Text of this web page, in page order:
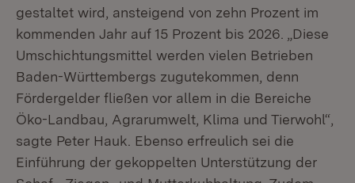
gestaltet wird, ansteigend von zehn Prozent im
kommenden Jahr auf 15 Prozent bis 2026. „Diese
Umschichtungsmittel werden vielen Betrieben
Baden-Württembergs zugutekommen, denn
Fördergelder fließen vor allem in die Bereiche
Öko-Landbau, Agrarumwelt, Klima und Tierwohl“,
sagte Peter Hauk. Ebenso erfreulich sei die
Einführung der gekoppelten Unterstützung der